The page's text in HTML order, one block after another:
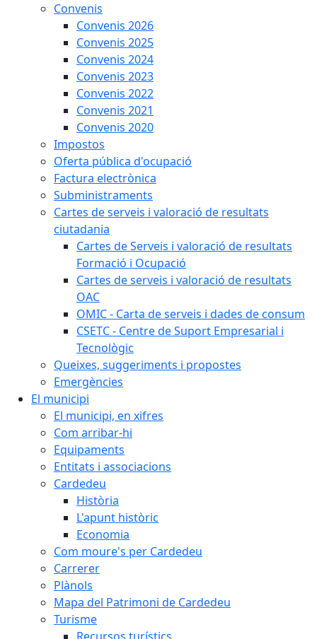
Convenis
Convenis 2026
Convenis 2025
Convenis 2024
Convenis 2023
Convenis 2022
Convenis 2021
Convenis 2020
Impostos
Oferta pública d'ocupació
Factura electrònica
Subministraments
Cartes de serveis i valoració de resultats
ciutadania
Cartes de Serveis i valoració de resultats
Formació i Ocupació
Cartes de serveis i valoració de resultats
OAC
OMIC - Carta de serveis i dades de consum
CSETC - Centre de Suport Empresarial i
Tecnològic
Queixes, suggeriments i propostes
Emergències
El municipi
El municipi, en xifres
Com arribar-hi
Equipaments
Entitats i associacions
Cardedeu
Història
L'apunt històric
Economia
Com moure's per Cardedeu
Carrerer
Plànols
Mapa del Patrimoni de Cardedeu
Turisme